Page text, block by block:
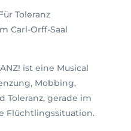
Carl-Orff-Saal
ist eine Musical
Mobbing,
gerade im
Flüchtlingssituation.